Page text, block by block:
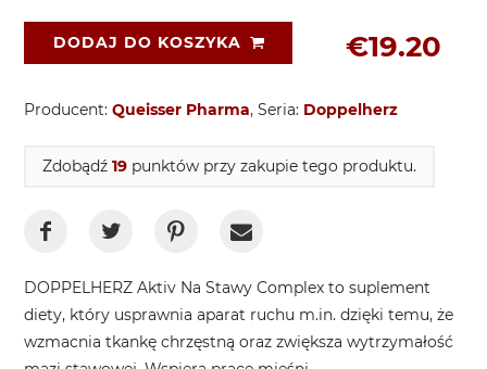
€19.20
DODAJ DO KOSZYKA
Producent: Queisser Pharma, Seria: Doppelherz
Zdobądź 19 punktów przy zakupie tego produktu.
DOPPELHERZ Aktiv Na Stawy Complex to suplement
diety, który usprawnia aparat ruchu m.in. dzięki temu, że
wzmacnia tkankę chrzęstną oraz zwiększa wytrzymałość